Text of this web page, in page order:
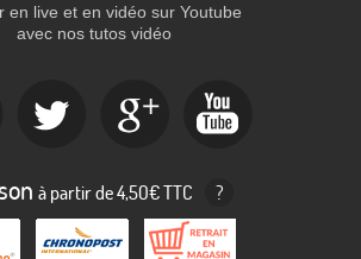
en live et en vidéo sur Youtube
avec nos tutos vidéo
à partir de 4,50€ TTC ?